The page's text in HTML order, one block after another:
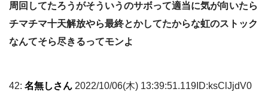
周回してたろうがそういうのサボって適当に気が向いたら
チマチマ十天解放やら最終とかしてたからな虹のストック
なんてそら尽きるってモンよ
42: 名無しさん 2022/10/06(木) 13:39:51.119ID:ksClJjdV0